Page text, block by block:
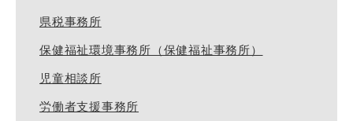
県税事務所
保健福祉環境事務所（保健福祉事務所）
児童相談所
労働者支援事務所